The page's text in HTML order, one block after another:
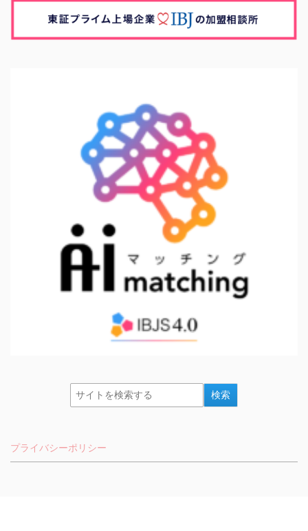
プライバシーポリシー